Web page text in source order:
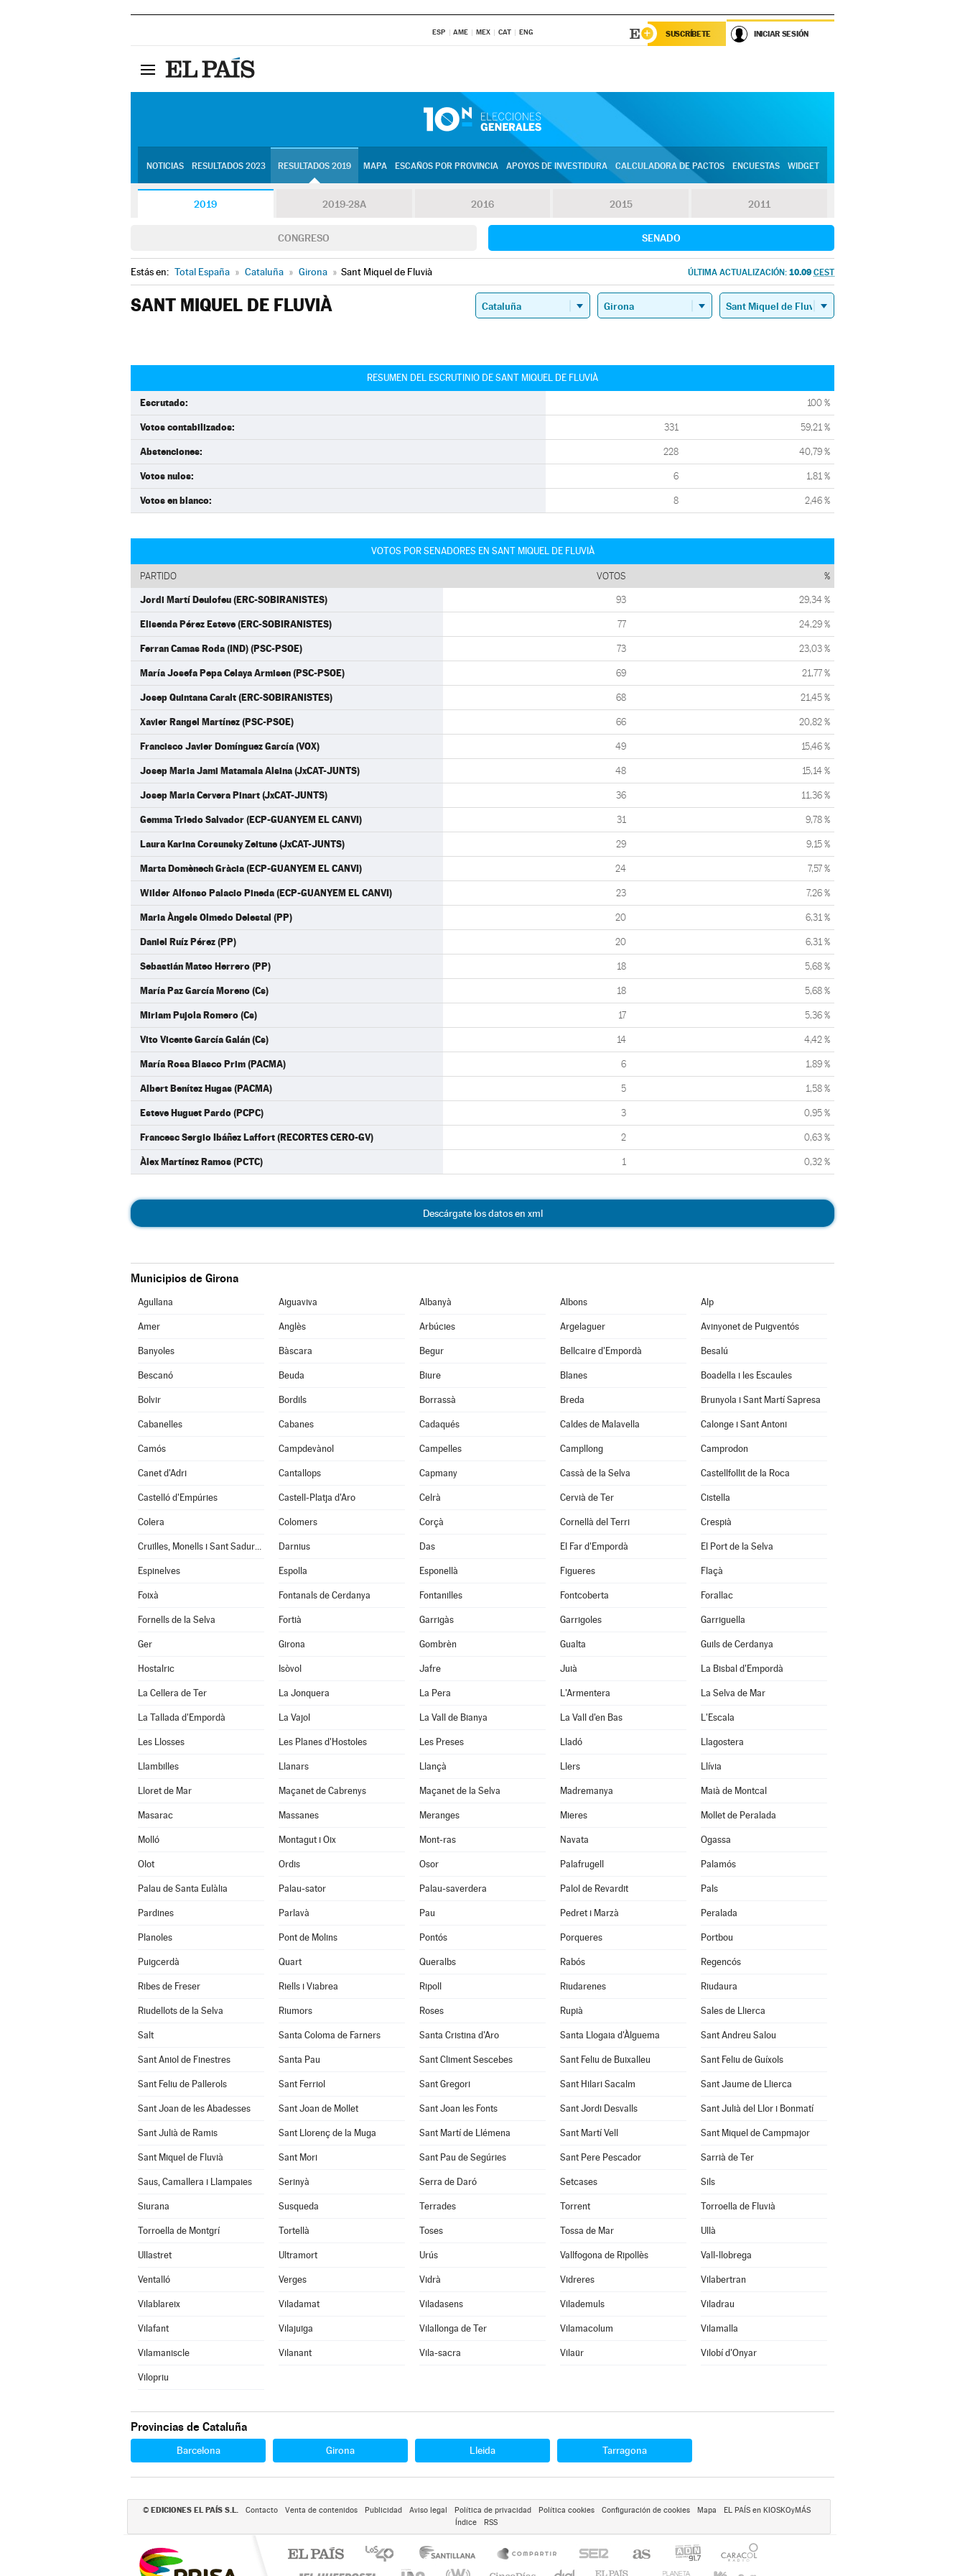
ESP AME MEX CAT ENG SUSCRÍBETE INICIAR SESIÓN
NOTICIAS RESULTADOS 2023 RESULTADOS 2019 MAPA ESCAÑOS POR PROVINCIA APOYOS DE INVESTIDURA CALCULADORA DE PACTOS ENCUESTAS WIDGET
2019 2019-28A 2016 2015 2011
CONGRESO SENADO
Estás en: Total España » Cataluña » Girona » Sant Miquel de Fluvià ÚLTIMA ACTUALIZACIÓN: 10.09 CEST
SANT MIQUEL DE FLUVIÀ
RESUMEN DEL ESCRUTINIO DE SANT MIQUEL DE FLUVIÀ
Escrutado: 100 %
Votos contabilizados: 331 59,21 %
Abstenciones: 228 40,79 %
Votos nulos: 6 1,81 %
Votos en blanco: 8 2,46 %
VOTOS POR SENADORES EN SANT MIQUEL DE FLUVIÀ
PARTIDO VOTOS %
Jordi Martí Deulofeu (ERC-SOBIRANISTES) 93 29,34 %
Elisenda Pérez Esteve (ERC-SOBIRANISTES) 77 24,29 %
Ferran Camas Roda (IND) (PSC-PSOE) 73 23,03 %
María Josefa Pepa Celaya Armisen (PSC-PSOE) 69 21,77 %
Josep Quintana Caralt (ERC-SOBIRANISTES) 68 21,45 %
Xavier Rangel Martínez (PSC-PSOE) 66 20,82 %
Francisco Javier Domínguez García (VOX) 49 15,46 %
Josep Maria Jami Matamala Alsina (JxCAT-JUNTS) 48 15,14 %
Josep Maria Cervera Pinart (JxCAT-JUNTS) 36 11,36 %
Gemma Triedo Salvador (ECP-GUANYEM EL CANVI) 31 9,78 %
Laura Karina Corsunsky Zeitune (JxCAT-JUNTS) 29 9,15 %
Marta Domènech Gràcia (ECP-GUANYEM EL CANVI) 24 7,57 %
Wilder Alfonso Palacio Pineda (ECP-GUANYEM EL CANVI) 23 7,26 %
Maria Àngels Olmedo Delestal (PP) 20 6,31 %
Daniel Ruíz Pérez (PP) 20 6,31 %
Sebastián Mateo Herrero (PP) 18 5,68 %
María Paz García Moreno (Cs) 18 5,68 %
Miriam Pujola Romero (Cs) 17 5,36 %
Vito Vicente García Galán (Cs) 14 4,42 %
María Rosa Blasco Prim (PACMA) 6 1,89 %
Albert Benítez Hugas (PACMA) 5 1,58 %
Esteve Huguet Pardo (PCPC) 3 0,95 %
Francesc Sergio Ibáñez Laffort (RECORTES CERO-GV) 2 0,63 %
Àlex Martínez Ramos (PCTC) 1 0,32 %
Descárgate los datos en xml
Municipios de Girona
Agullana Aiguaviva Albanyà Albons Alp
Amer Anglès Arbúcies Argelaguer Avinyonet de Puigventós
Banyoles Bàscara Begur Bellcaire d'Empordà Besalú
Bescanó Beuda Biure Blanes Boadella i les Escaules
Bolvir Bordils Borrassà Breda Brunyola i Sant Martí Sapresa
Cabanelles Cabanes Cadaqués Caldes de Malavella Calonge i Sant Antoni
Camós Campdevànol Campelles Campllong Camprodon
Canet d'Adri Cantallops Capmany Cassà de la Selva Castellfollit de la Roca
Castelló d'Empúries Castell-Platja d'Aro Celrà Cervià de Ter Cistella
Colera Colomers Corçà Cornellà del Terri Crespià
Cruïlles, Monells i Sant Sadurní de l'Heura Darnius Das El Far d'Empordà El Port de la Selva
Espinelves Espolla Esponellà Figueres Flaçà
Foixà Fontanals de Cerdanya Fontanilles Fontcoberta Forallac
Fornells de la Selva Fortià Garrigàs Garrigoles Garriguella
Ger Girona Gombrèn Gualta Guils de Cerdanya
Hostalric Isòvol Jafre Juià La Bisbal d'Empordà
La Cellera de Ter La Jonquera La Pera L'Armentera La Selva de Mar
La Tallada d'Empordà La Vajol La Vall de Bianya La Vall d'en Bas L'Escala
Les Llosses Les Planes d'Hostoles Les Preses Lladó Llagostera
Llambilles Llanars Llançà Llers Llívia
Lloret de Mar Maçanet de Cabrenys Maçanet de la Selva Madremanya Maià de Montcal
Masarac Massanes Meranges Mieres Mollet de Peralada
Molló Montagut i Oix Mont-ras Navata Ogassa
Olot Ordis Osor Palafrugell Palamós
Palau de Santa Eulàlia Palau-sator Palau-saverdera Palol de Revardit Pals
Pardines Parlavà Pau Pedret i Marzà Peralada
Planoles Pont de Molins Pontós Porqueres Portbou
Puigcerdà Quart Queralbs Rabós Regencós
Ribes de Freser Riells i Viabrea Ripoll Riudarenes Riudaura
Riudellots de la Selva Riumors Roses Rupià Sales de Llierca
Salt Santa Coloma de Farners Santa Cristina d'Aro Santa Llogaia d'Àlguema Sant Andreu Salou
Sant Aniol de Finestres Santa Pau Sant Climent Sescebes Sant Feliu de Buixalleu Sant Feliu de Guíxols
Sant Feliu de Pallerols Sant Ferriol Sant Gregori Sant Hilari Sacalm Sant Jaume de Llierca
Sant Joan de les Abadesses Sant Joan de Mollet Sant Joan les Fonts Sant Jordi Desvalls Sant Julià del Llor i Bonmatí
Sant Julià de Ramis Sant Llorenç de la Muga Sant Martí de Llémena Sant Martí Vell Sant Miquel de Campmajor
Sant Miquel de Fluvià Sant Mori Sant Pau de Segúries Sant Pere Pescador Sarrià de Ter
Saus, Camallera i Llampaies Serinyà Serra de Daró Setcases Sils
Siurana Susqueda Terrades Torrent Torroella de Fluvià
Torroella de Montgrí Tortellà Toses Tossa de Mar Ullà
Ullastret Ultramort Urús Vallfogona de Ripollès Vall-llobrega
Ventalló Verges Vidrà Vidreres Vilabertran
Vilablareix Viladamat Viladasens Vilademuls Viladrau
Vilafant Vilajuïga Vilallonga de Ter Vilamacolum Vilamalla
Vilamaniscle Vilanant Vila-sacra Vilaür Vilobí d'Onyar
Vilopriu
Provincias de Cataluña
Barcelona Girona Lleida Tarragona
© EDICIONES EL PAÍS S.L. Contacto Venta de contenidos Publicidad Aviso legal Política de privacidad Política cookies Configuración de cookies Mapa
EL PAÍS en KIOSKOyMÁS
Índice
RSS